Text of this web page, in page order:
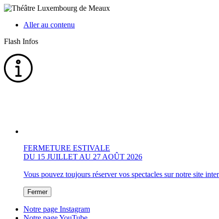
Aller au contenu
Flash Infos
FERMETURE ESTIVALE
DU 15 JUILLET AU 27 AOÛT 2026
Vous pouvez toujours réserver vos spectacles sur notre site
Fermer
Notre page Instagram